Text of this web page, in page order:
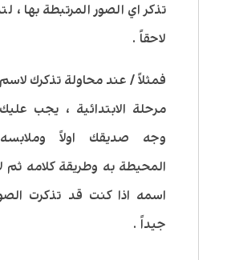
تذكر اي الصور المرتبطة بها ،
لاحقاً .
فمثلاً / عند محاولة تذكرك
مرحلة الابتدائية ، يجب
وجه صديقك اولاً وملابسه
المحيطة به وطريقة كلامه ثم
اسمه اذا كنت قد تذكرت
جيداً .